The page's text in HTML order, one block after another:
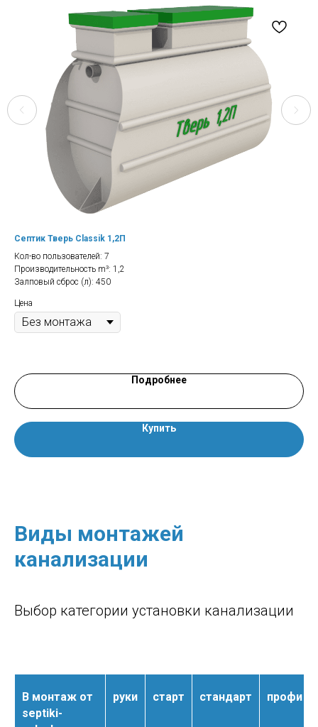
Септик Тверь Classik 1,2П
Кол-во пользователей: 7
Производительность m³: 1,2
Залповый сброс (л): 450
Цена
Подробнее
Купить
Виды монтажей
канализации
Выбор категории установки канализации
В монтаж от
septiki-
руки старт стандарт профи